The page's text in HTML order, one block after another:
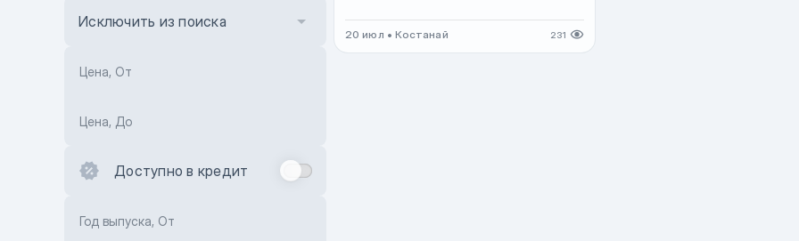
Исключить из поиска
Цена, От
Цена, До
Доступно в кредит
Год выпуска, От
20 июл • Костанай 231